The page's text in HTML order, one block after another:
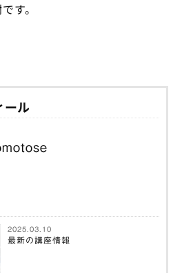
す。
ール
2025.03.10
最新の講座情報